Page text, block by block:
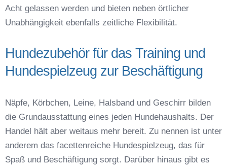
Acht gelassen werden und bieten neben örtlicher
Unabhängigkeit ebenfalls zeitliche Flexibilität.
Hundezubehör für das Training und
Hundespielzeug zur Beschäftigung
Näpfe, Körbchen, Leine, Halsband und Geschirr bilden
die Grundausstattung eines jeden Hundehaushalts. Der
Handel hält aber weitaus mehr bereit. Zu nennen ist unter
anderem das facettenreiche Hundespielzeug, das für
Spaß und Beschäftigung sorgt. Darüber hinaus gibt es